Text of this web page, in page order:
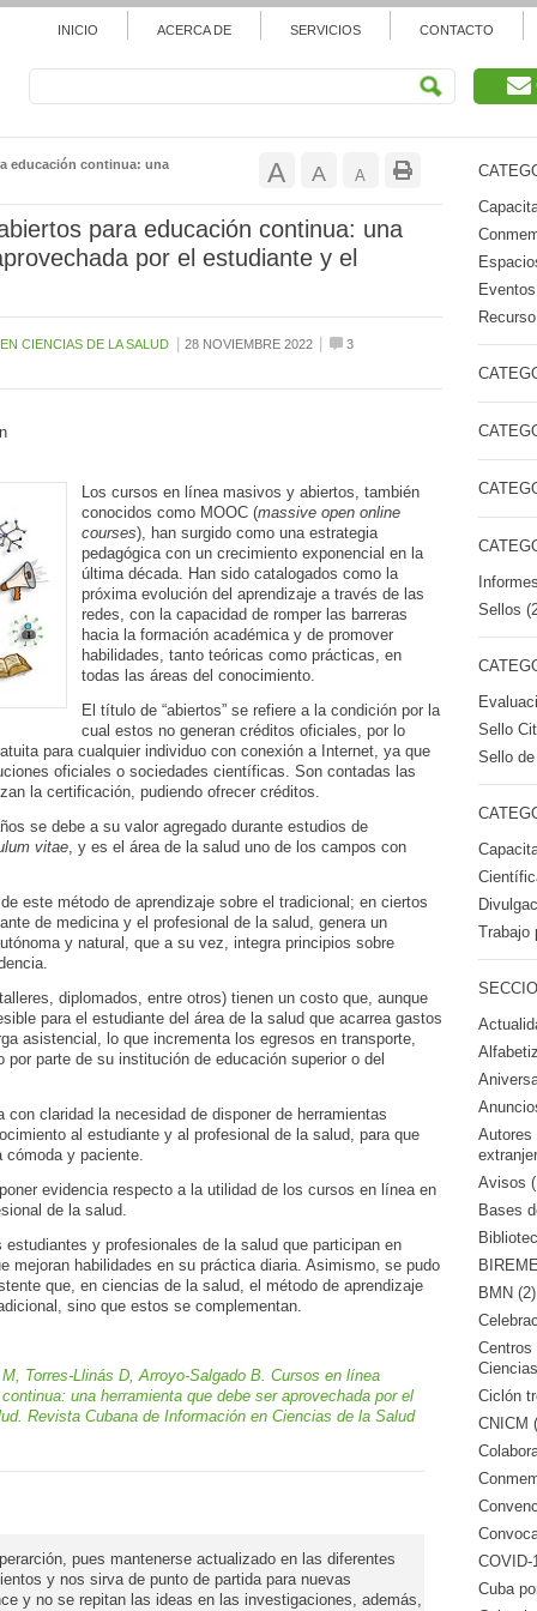
INICIO ACERCA DE SERVICIOS CONTACTO
educación continua: una
A Reducir
tamaño
fuente.
ARestablecer
de
AAumentar
tamaño
de
para educación continua: una
por el estudiante y el
CIENCIAS DE LA SALUD 28 NOVIEMBRE 2022 3
Los cursos en línea masivos y abiertos, también
conocidos como MOOC (massive open online
courses), han surgido como una estrategia
pedagógica con un crecimiento exponencial en la
última década. Han sido catalogados como la
próxima evolución del aprendizaje a través de las
redes, con la capacidad de romper las barreras
hacia la formación académica y de promover
habilidades, tanto teóricas como prácticas, en
todas las áreas del conocimiento.
El título de “abiertos” se refiere a la condición por la
cual estos no generan créditos oficiales, por lo
para cualquier individuo con conexión a Internet, ya que
oficiales o sociedades científicas. Son contadas las
la certificación, pudiendo ofrecer créditos.
se debe a su valor agregado durante estudios de
vitae, y es el área de la salud uno de los campos con
este método de aprendizaje sobre el tradicional; en ciertos
de medicina y el profesional de la salud, genera un
y natural, que a su vez, integra principios sobre
diplomados, entre otros) tienen un costo que, aunque
para el estudiante del área de la salud que acarrea gastos
asistencial, lo que incrementa los egresos en transporte,
parte de su institución de educación superior o del
claridad la necesidad de disponer de herramientas
al estudiante y al profesional de la salud, para que
cómoda y paciente.
evidencia respecto a la utilidad de los cursos en línea en
de la salud.
y profesionales de la salud que participan en
mejoran habilidades en su práctica diaria. Asimismo, se pudo
que, en ciencias de la salud, el método de aprendizaje
sino que estos se complementan.
Torres-Llinás D, Arroyo-Salgado B. Cursos en línea
una herramienta que debe ser aprovechada por el
Revista Cubana de Información en Ciencias de la Salud
pues mantenerse actualizado en las diferentes
y nos sirva de punto de partida para nuevas
y no se repitan las ideas en las investigaciones, además,
Sellos
Sello
Sello
Trabajo
Autores
Avisos
Bases
BMN (2)
Centros
Ciclón
CNICM
COVID-
Cuba